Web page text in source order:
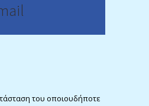
του οποιουδήποτε